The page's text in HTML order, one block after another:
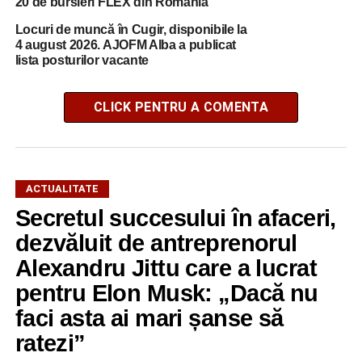
Locuri de muncă în Cugir, disponibile la
4 august 2026. AJOFM Alba a publicat
lista posturilor vacante
CLICK PENTRU A COMENTA
ACTUALITATE
Secretul succesului în afaceri,
dezvăluit de antreprenorul
Alexandru Jittu care a lucrat
pentru Elon Musk: „Dacă nu
faci asta ai mari șanse să
ratezi”